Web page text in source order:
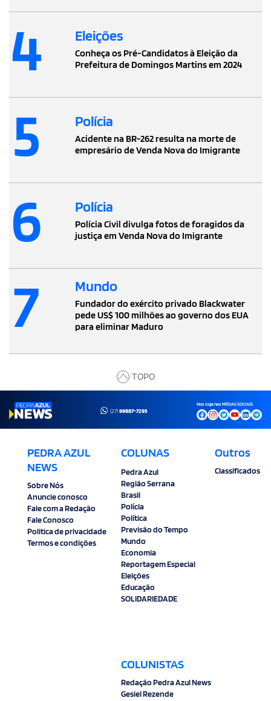
4 Eleições
Conheça os Pré-Candidatos à Eleição da
Prefeitura de Domingos Martins em 2024
5 Polícia
Acidente na BR-262 resulta na morte de
empresário de Venda Nova do Imigrante
6 Polícia
Polícia Civil divulga fotos de foragidos da
justiça em Venda Nova do Imigrante
7 Mundo
Fundador do exército privado Blackwater
pede US$ 100 milhões ao governo dos EUA
para eliminar Maduro
TOPO
(27)99887-7295
Nos siga nas MÍDIAS SOCIAIS
PEDRA AZUL
NEWS
Sobre Nós
Anuncie conosco
Fale com a Redação
Fale Conosco
Politica de privacidade
Termos e condições
COLUNAS
Pedra Azul
Região Serrana
Brasil
Polícia
Política
Previsão do Tempo
Mundo
Economia
Reportagem Especial
Eleições
Educação
SOLIDARIEDADE
COLUNISTAS
Redação Pedra Azul News
Gesiel Rezende
Outros
Classificados